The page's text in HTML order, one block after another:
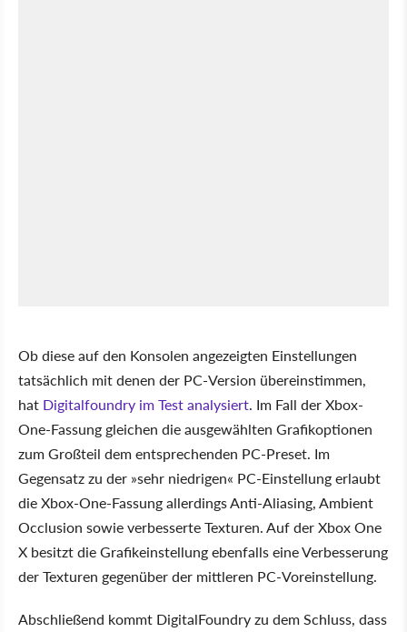
Ob diese auf den Konsolen angezeigten Einstellungen
tatsächlich mit denen der PC-Version übereinstimmen,
hat Digitalfoundry im Test analysiert. Im Fall der Xbox-
One-Fassung gleichen die ausgewählten Grafikoptionen
zum Großteil dem entsprechenden PC-Preset. Im
Gegensatz zu der »sehr niedrigen« PC-Einstellung erlaubt
die Xbox-One-Fassung allerdings Anti-Aliasing, Ambient
Occlusion sowie verbesserte Texturen. Auf der Xbox One
X besitzt die Grafikeinstellung ebenfalls eine Verbesserung
der Texturen gegenüber der mittleren PC-Voreinstellung.
Abschließend kommt DigitalFoundry zu dem Schluss, dass